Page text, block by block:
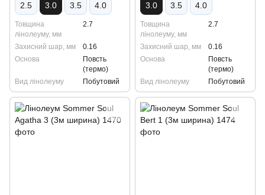
2.5 3.0 3.5 4.0
Товщина
лінолеуму, мм
2.7
Захисний шар, мм
0.16
Основа
Повсть
(термо)
Вид лінолеуму
Побутовий
3.0 3.5 4.0
Товщина
лінолеуму, мм
2.7
Захисний шар, мм
0.16
Основа
Повсть
(термо)
Вид лінолеуму
Побутовий